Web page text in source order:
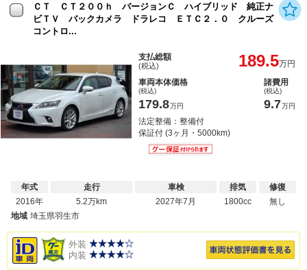
ＣＴ ＣＴ２００ｈ バージョンＣ ハイブリッド 純正ナ
ビＴＶ バックカメラ ドラレコ ＥＴＣ２．０ クルーズ
コントロ...
支払総額
(税込) 189.5万円
車両本体価格
(税込)
179.8万円
諸費用
(税込)
9.7万円
法定整備：整備付
保証付 (3ヶ月・5000km)
年式
2016年
走行
5.2万km
車検
2027年7月
排気
1800cc
修復
無し
地域 埼玉県羽生市
外装
内装